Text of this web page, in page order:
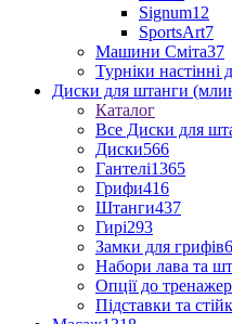
Signum12
SportsArt7
Машини Сміта37
Турніки настінні
Диски для штанги
Каталог
Все Диски для
Диски566
Гантелі1365
Грифи416
Штанги437
Гирі293
Замки для грифів
Набори лава та
Опції до
Підставки та